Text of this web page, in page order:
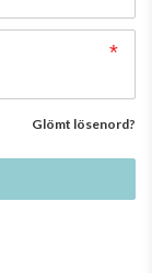
Glömt lösenord?